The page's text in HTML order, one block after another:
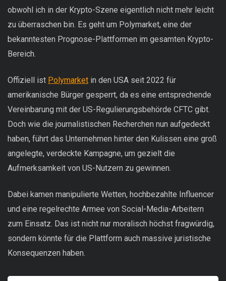
obwohl ich in der Krypto-Szene eigentlich nicht mehr leicht
zu überraschen bin. Es geht um Polymarket, eine der
bekanntesten Prognose-Plattformen im gesamten Krypto-
Bereich.
Offiziell ist Polymarket in den USA seit 2022 für
amerikanische Bürger gesperrt, da es eine entsprechende
Vereinbarung mit der US-Regulierungsbehörde CFTC gibt.
Doch wie die journalistischen Recherchen nun aufgedeckt
haben, führt das Unternehmen hinter den Kulissen eine groß
angelegte, verdeckte Kampagne, um gezielt die
Aufmerksamkeit von US-Nutzern zu gewinnen.
Dabei kamen manipulierte Wetten, hochbezahlte Influencer
und eine regelrechte Armee von Social-Media-Arbeitern
zum Einsatz. Das ist nicht nur moralisch höchst fragwürdig,
sondern könnte für die Plattform auch massive juristische
Konsequenzen haben.